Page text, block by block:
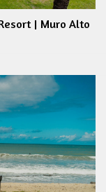
| Muro Alto